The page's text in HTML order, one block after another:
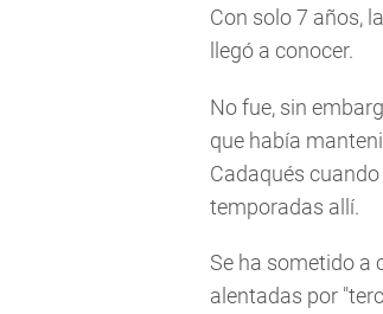
Con solo 7 años,
llegó a conocer.
No fue, sin
que había
Cadaqués
temporadas allí.
Se ha sometido a
alentadas por